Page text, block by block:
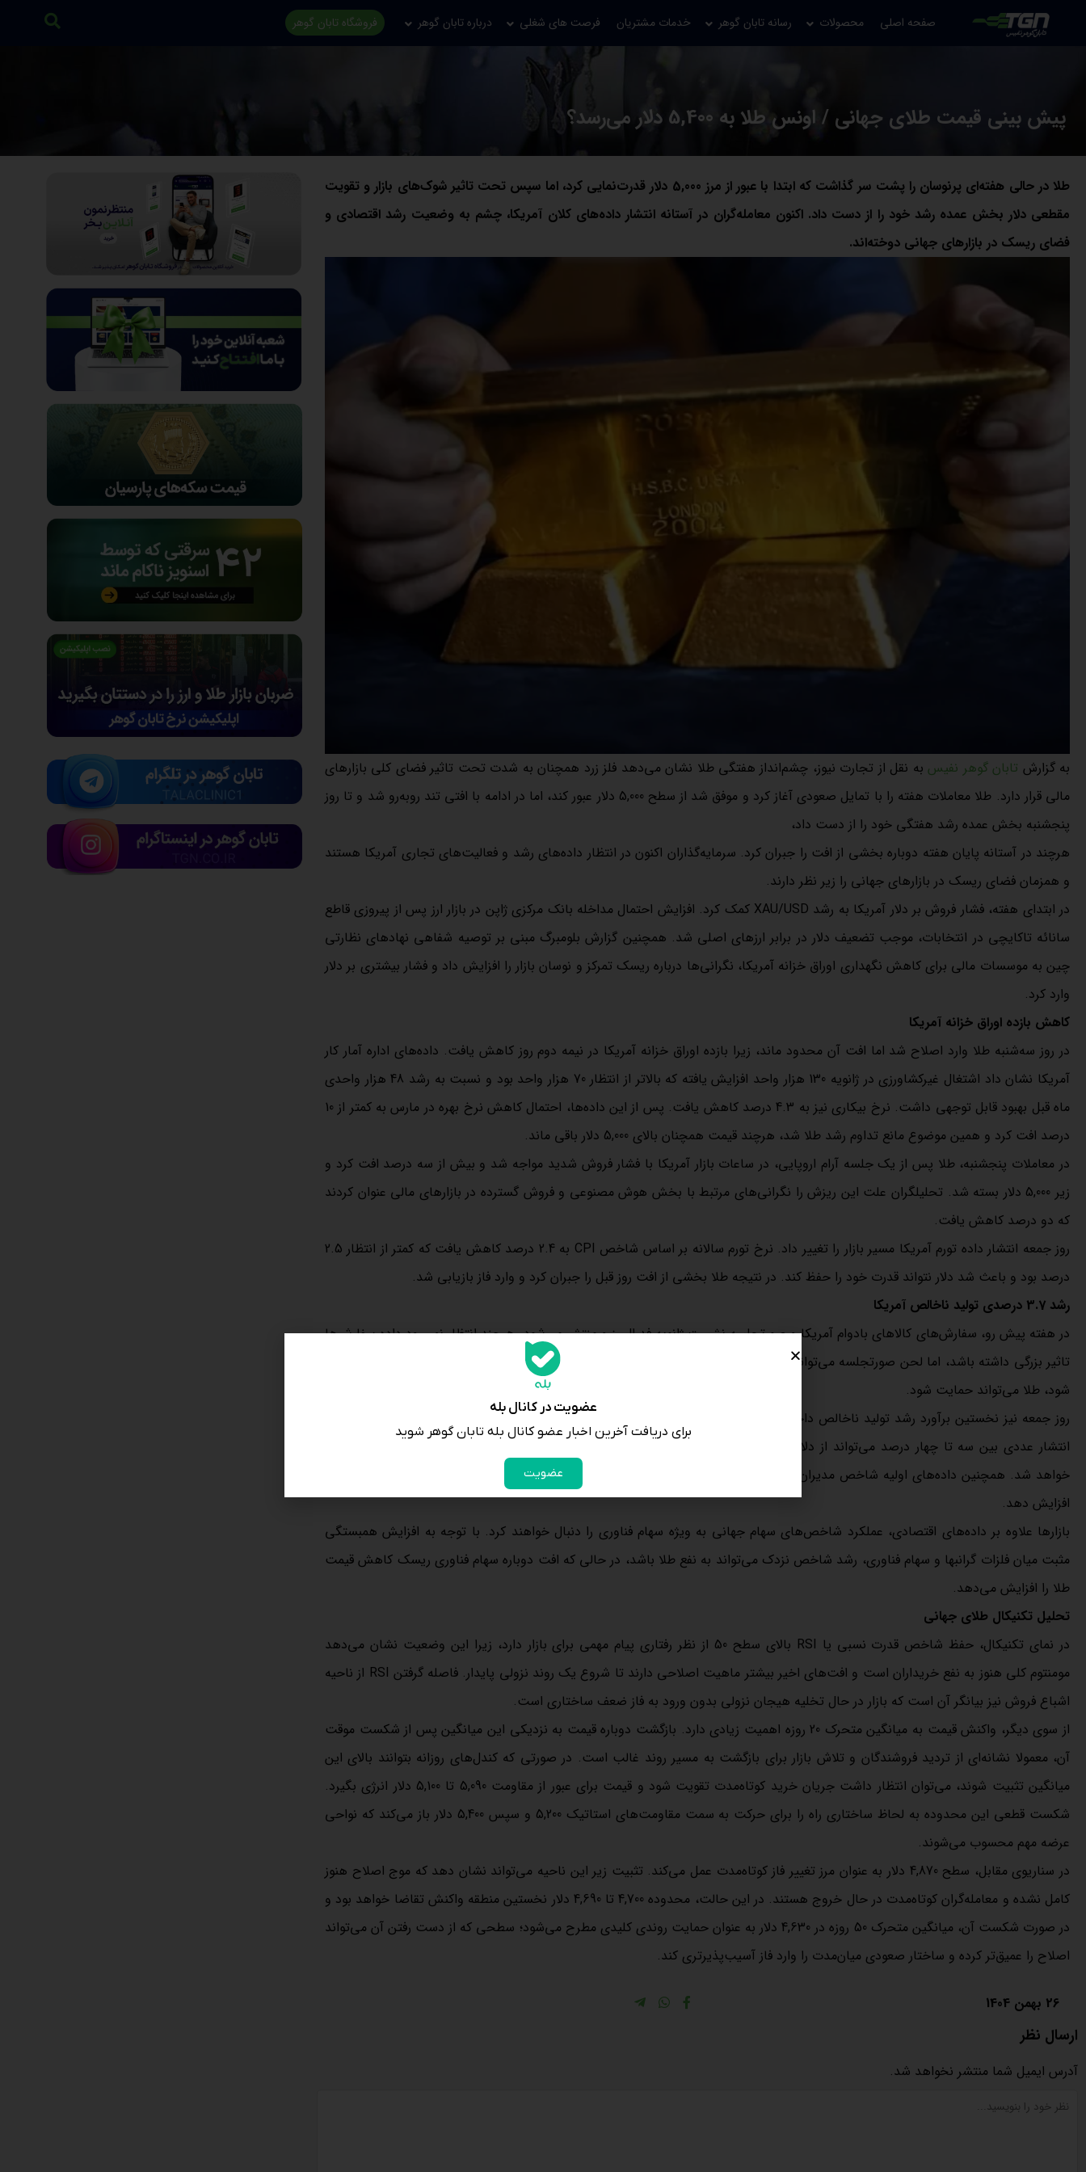
صفحه اصلی محصولات رسانه تابان گوهر خدمات مشتریان فرصت های شغلی درباره تابان گوهر فروشگاه تابان گوهر
پیش بینی قیمت طلای جهانی / اونس طلا به 5,400 دلار می‌رسد؟
طلا در حالی هفته‌ای پرنوسان را پشت سر گذاشت که ابتدا با عبور از مرز 5,000 دلار قدرت‌نمایی کرد، اما سپس تحت تاثیر شوک‌های بازار و تقویت
مقطعی دلار بخش عمده رشد خود را از دست داد. اکنون معامله‌گران در آستانه انتشار داده‌های کلان آمریکا، چشم به وضعیت رشد اقتصادی و
فضای ریسک در بازارهای جهانی دوخته‌اند.
به گزارش تابان گوهر نفیس به نقل از تجارت نیوز، چشم‌انداز هفتگی طلا نشان می‌دهد فلز زرد همچنان به شدت تحت تاثیر فضای کلی بازارهای
مالی قرار دارد. طلا معاملات هفته را با تمایل صعودی آغاز کرد و موفق شد از سطح 5,000 دلار عبور کند، اما در ادامه با افتی تند روبه‌رو شد و تا روز
پنجشنبه بخش عمده رشد هفتگی خود را از دست داد،
هرچند در آستانه پایان هفته دوباره بخشی از افت را جبران کرد. سرمایه‌گذاران اکنون در انتظار داده‌های رشد و فعالیت‌های تجاری آمریکا هستند
و همزمان فضای ریسک در بازارهای جهانی را زیر نظر دارند.
در ابتدای هفته، فشار فروش بر دلار آمریکا به رشد XAU/USD کمک کرد. افزایش احتمال مداخله بانک مرکزی ژاپن در بازار ارز پس از پیروزی قاطع
سانائه تاکایچی در انتخابات، موجب تضعیف دلار در برابر ارزهای اصلی شد. همچنین گزارش بلومبرگ مبنی بر توصیه شفاهی نهادهای نظارتی
چین به موسسات مالی برای کاهش نگهداری اوراق خزانه آمریکا، نگرانی‌ها درباره ریسک تمرکز و نوسان بازار را افزایش داد و فشار بیشتری بر دلار
وارد کرد.
کاهش بازده اوراق خزانه آمریکا
در روز سه‌شنبه طلا وارد اصلاح شد اما افت آن محدود ماند، زیرا بازده اوراق خزانه آمریکا در نیمه دوم روز کاهش یافت. داده‌های اداره آمار کار
آمریکا نشان داد اشتغال غیرکشاورزی در ژانویه 130 هزار واحد افزایش یافته که بالاتر از انتظار 70 هزار واحد بود و نسبت به رشد 48 هزار واحدی
ماه قبل بهبود قابل توجهی داشت. نرخ بیکاری نیز به 4.3 درصد کاهش یافت. پس از این داده‌ها، احتمال کاهش نرخ بهره در مارس به کمتر از 10
درصد افت کرد و همین موضوع مانع تداوم رشد طلا شد، هرچند قیمت همچنان بالای 5,000 دلار باقی ماند.
در معاملات پنجشنبه، طلا پس از یک جلسه آرام اروپایی، در ساعات بازار آمریکا با فشار فروش شدید مواجه شد و بیش از سه درصد افت کرد و
زیر 5,000 دلار بسته شد. تحلیلگران علت این ریزش را نگرانی‌های مرتبط با بخش هوش مصنوعی و فروش گسترده در بازارهای مالی عنوان کردند
که دو درصد کاهش یافت.
روز جمعه انتشار داده تورم آمریکا مسیر بازار را تغییر داد. نرخ تورم سالانه بر اساس شاخص CPI به 2.4 درصد کاهش یافت که کمتر از انتظار 2.5
درصد بود و باعث شد دلار نتواند قدرت خود را حفظ کند. در نتیجه طلا بخشی از افت روز قبل را جبران کرد و وارد فاز بازیابی شد.
رشد 3.7 درصدی تولید ناخالص آمریکا
در هفته پیش رو، سفارش‌های کالاهای بادوام آمریکا و صورتجلسه نشست ژانویه فدرال رزرو منتشر می‌شود. هرچند انتظار نمی‌رود داده سفارش‌ها
تاثیر بزرگی داشته باشد، اما لحن صورتجلسه می‌تواند مسیر دلار را مشخص کند. در صورتی که نشانه‌هایی از آمادگی برای کاهش نرخ بهره دیده
شود، طلا می‌تواند حمایت شود.
انتشار عددی بین سه تا چهار درصد می‌تواند از دلار حمایت کند، اما عددی ضعیف‌تر از سه درصد احتمالا به تضعیف دلار و تقویت طلا منجر
افزایش دهد.
بازارها علاوه بر داده‌های اقتصادی، عملکرد شاخص‌های سهام جهانی به ویژه سهام فناوری را دنبال خواهند کرد. با توجه به افزایش همبستگی
مثبت میان فلزات گرانبها و سهام فناوری، رشد شاخص نزدک می‌تواند به نفع طلا باشد، در حالی که افت دوباره سهام فناوری ریسک کاهش قیمت
طلا را افزایش می‌دهد.
تحلیل تکنیکال طلای جهانی
در نمای تکنیکال، حفظ شاخص قدرت نسبی یا RSI بالای سطح 50 از نظر رفتاری پیام مهمی برای بازار دارد، زیرا این وضعیت نشان می‌دهد
مومنتوم کلی هنوز به نفع خریداران است و افت‌های اخیر بیشتر ماهیت اصلاحی دارند تا شروع یک روند نزولی پایدار. فاصله گرفتن RSI از ناحیه
اشباع فروش نیز بیانگر آن است که بازار در حال تخلیه هیجان نزولی بدون ورود به فاز ضعف ساختاری است.
از سوی دیگر، واکنش قیمت به میانگین متحرک 20 روزه اهمیت زیادی دارد. بازگشت دوباره قیمت به نزدیکی این میانگین پس از شکست موقت
آن، معمولا نشانه‌ای از تردید فروشندگان و تلاش بازار برای بازگشت به مسیر روند غالب است. در صورتی که کندل‌های روزانه بتوانند بالای این
میانگین تثبیت شوند، می‌توان انتظار داشت جریان خرید کوتاه‌مدت تقویت شود و قیمت برای عبور از مقاومت 5,090 تا 5,100 دلار انرژی بگیرد.
شکست قطعی این محدوده به لحاظ ساختاری راه را برای حرکت به سمت مقاومت‌های استاتیک 5,200 و سپس 5,400 دلار باز می‌کند که نواحی
عرضه مهم محسوب می‌شوند.
در سناریوی مقابل، سطح 4,870 دلار به عنوان مرز تغییر فاز کوتاه‌مدت عمل می‌کند. تثبیت زیر این ناحیه می‌تواند نشان دهد که موج اصلاح هنوز
کامل نشده و معامله‌گران کوتاه‌مدت در حال خروج هستند. در این حالت، محدوده 4,700 تا 4,690 دلار نخستین منطقه واکنش تقاضا خواهد بود و
در صورت شکست آن، میانگین متحرک 50 روزه در 4,630 دلار به عنوان حمایت روندی کلیدی مطرح می‌شود؛ سطحی که از دست رفتن آن می‌تواند
اصلاح را عمیق‌تر کرده و ساختار صعودی میان‌مدت را وارد فاز آسیب‌پذیرتری کند.
26 بهمن 1404
ارسال نظر
آدرس ایمیل شما منتشر نخواهد شد.
عضویت در کانال بله
برای دریافت آخرین اخبار عضو کانال بله تابان گوهر شوید
عضویت